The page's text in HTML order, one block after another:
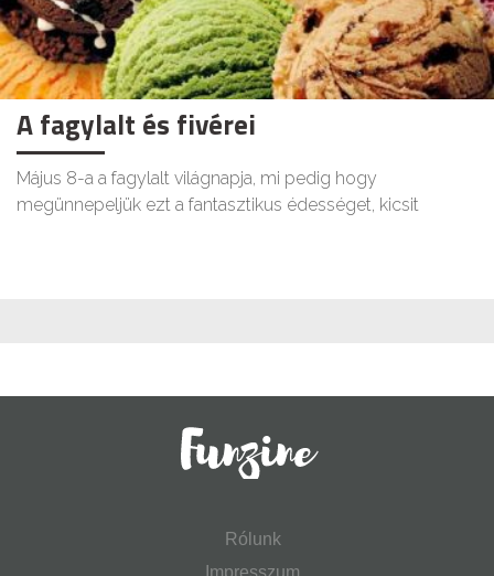
A fagylalt és fivérei
Május 8-a a fagylalt világnapja, mi pedig hogy
megünnepeljük ezt a fantasztikus édességet, kicsit
Rólunk
Impresszum